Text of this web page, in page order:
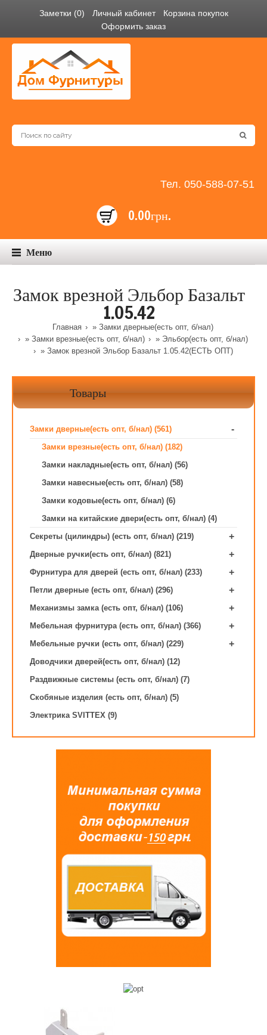
Заметки (0) Личный кабинет
Корзина покупок
Оформить заказ
Тел. 050-588-07-51
0.00грн.
Меню
Замок врезной Эльбор Базальт
1.05.42
Главная » Замки дверные(есть опт, б/нал)
» Замки врезные(есть опт, б/нал) » Эльбор(есть опт, б/нал)
» Замок врезной Эльбор Базальт 1.05.42(ЕСТЬ ОПТ)
Товары
Замки дверные(есть опт, б/нал) (561) -
Замки врезные(есть опт, б/нал) (182)
Замки накладные(есть опт, б/нал) (56)
Замки навесные(есть опт, б/нал) (58)
Замки кодовые(есть опт, б/нал) (6)
Замки на китайские двери(есть опт, б/нал) (4)
Секреты (цилиндры) (есть опт, б/нал) (219)
+
Дверные ручки(есть опт, б/нал) (821) +
Фурнитура для дверей (есть опт, б/нал) (233) +
Петли дверные (есть опт, б/нал) (296) +
Механизмы замка (есть опт, б/нал) (106) +
Мебельная фурнитура (есть опт, б/нал) (366) +
Мебельные ручки (есть опт, б/нал) (229) +
Доводчики дверей(есть опт, б/нал) (12)
Раздвижные системы (есть опт, б/нал) (7)
Скобяные изделия (есть опт, б/нал) (5)
Электрика SVITTEX (9)